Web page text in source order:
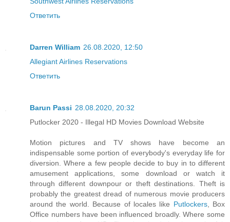
Ответить
Darren William 26.08.2020, 12:50
Allegiant Airlines Reservations
Ответить
Barun Passi 28.08.2020, 20:32
Putlocker 2020 - Illegal HD Movies Download Website
Motion pictures and TV shows have become an
indispensable some portion of everybody's everyday life for
diversion. Where a few people decide to buy in to different
amusement applications, some download or watch it
through different downpour or theft destinations. Theft is
probably the greatest dread of numerous movie producers
around the world. Because of locales like Putlockers, Box
Office numbers have been influenced broadly. Where some